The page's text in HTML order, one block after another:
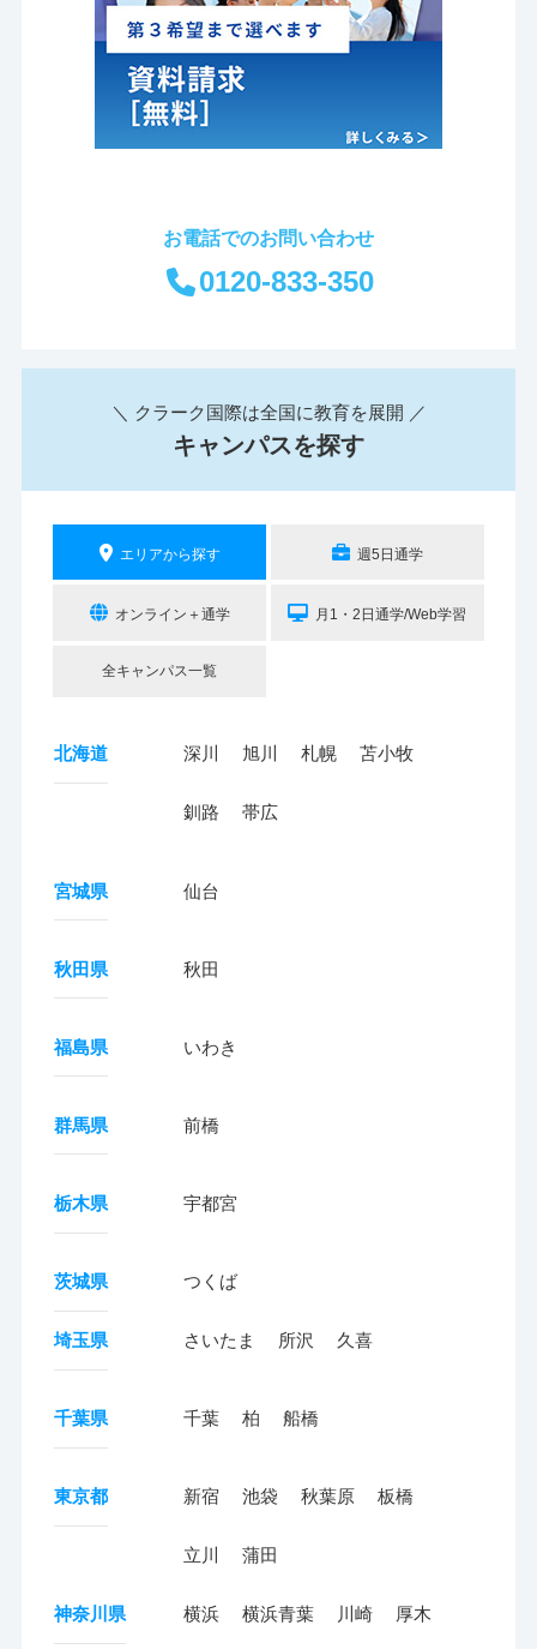
お電話でのお問い合わせ
0120-833-350
＼ クラーク国際は全国に教育を展開 ／
キャンパスを探す
エリアから探す 週5日通学
オンライン＋通学 月1・2日通学/Web学習
全キャンパス一覧
北海道 深川 旭川 札幌 苫小牧
釧路 帯広
宮城県 仙台
秋田県 秋田
福島県 いわき
群馬県 前橋
栃木県 宇都宮
茨城県 つくば
埼玉県 さいたま 所沢 久喜
千葉県 千葉 柏 船橋
東京都 新宿 池袋 秋葉原 板橋
立川 蒲田
神奈川県 横浜 横浜青葉 川崎 厚木